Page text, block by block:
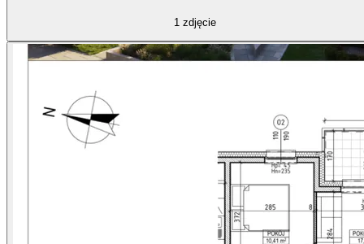
1 zdjęcie